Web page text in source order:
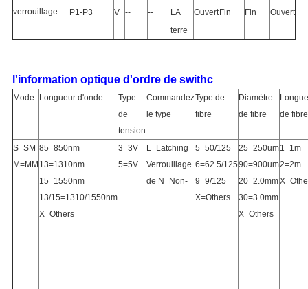
verrouillage
P1-P3
V+-- --
LA
terre
OuvertFin Fin Ouvert
l'information optique d'ordre de swithc
Mode Longueur d'onde
Type
de
tension
Commandez
le type
Type de
fibre
Diamètre
de fibre
de fibre
S=SM
M=MM
85=850nm
13=1310nm
15=1550nm
13/15=1310/1550nm
X=Others
3=3V
5=5V
L=Latching
Verrouillage
de N=Non-
5=50/125
6=62.5/125
9=9/125
X=Others
25=250um
90=900um
20=2.0mm
30=3.0mm
X=Others
1=1m
2=2m